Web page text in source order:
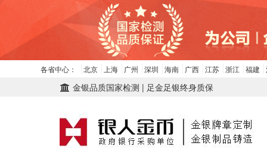
各省中心： 北京 上海 广州 深圳 海南 广西 江苏 浙江 福建
金银品质国家检测 | 足金足银终身质保